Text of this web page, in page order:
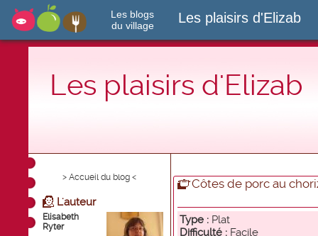
Les blogs
du village
Les plaisirs d'Elizab
Les plaisirs d'Elizab
> Accueil du blog <
L'auteur
Elisabeth
Ryter
Côtes de porc au
Type : Plat
Difficulté : Facile